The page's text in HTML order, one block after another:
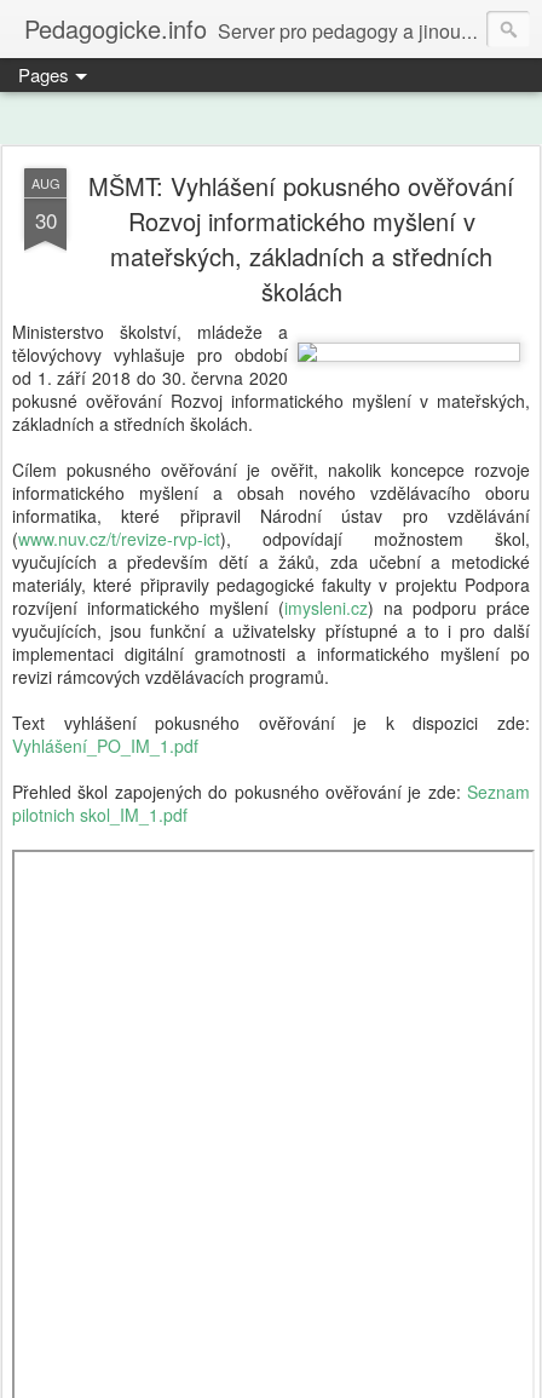
Pedagogicke.info Server pro pedagogy a jinou zvířenu
Pages
AUG
30
MŠMT: Vyhlášení pokusného ověřování
Rozvoj informatického myšlení v
mateřských, základních a středních
školách
Ministerstvo školství, mládeže a
tělovýchovy vyhlašuje pro období
od 1. září 2018 do 30. června 2020
pokusné ověřování Rozvoj informatického myšlení v mateřských,
základních a středních školách.
Cílem pokusného ověřování je ověřit, nakolik koncepce rozvoje
informatického myšlení a obsah nového vzdělávacího oboru
informatika, které připravil Národní ústav pro vzdělávání
(www.nuv.cz/t/revize-rvp-ict), odpovídají možnostem škol,
vyučujících a především dětí a žáků, zda učební a metodické
materiály, které připravily pedagogické fakulty v projektu Podpora
rozvíjení informatického myšlení (imysleni.cz) na podporu práce
vyučujících, jsou funkční a uživatelsky přístupné a to i pro další
implementaci digitální gramotnosti a informatického myšlení po
revizi rámcových vzdělávacích programů.
Text vyhlášení pokusného ověřování je k dispozici zde:
Vyhlášení_PO_IM_1.pdf
Přehled škol zapojených do pokusného ověřování je zde: Seznam
pilotnich skol_IM_1.pdf